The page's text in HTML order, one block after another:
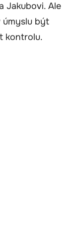
Jakubovi. Ale
úmyslu být
kontrolu.